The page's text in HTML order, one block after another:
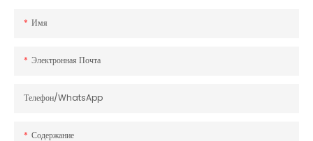
Имя
Электронная Почта
Телефон/WhatsApp
Содержание